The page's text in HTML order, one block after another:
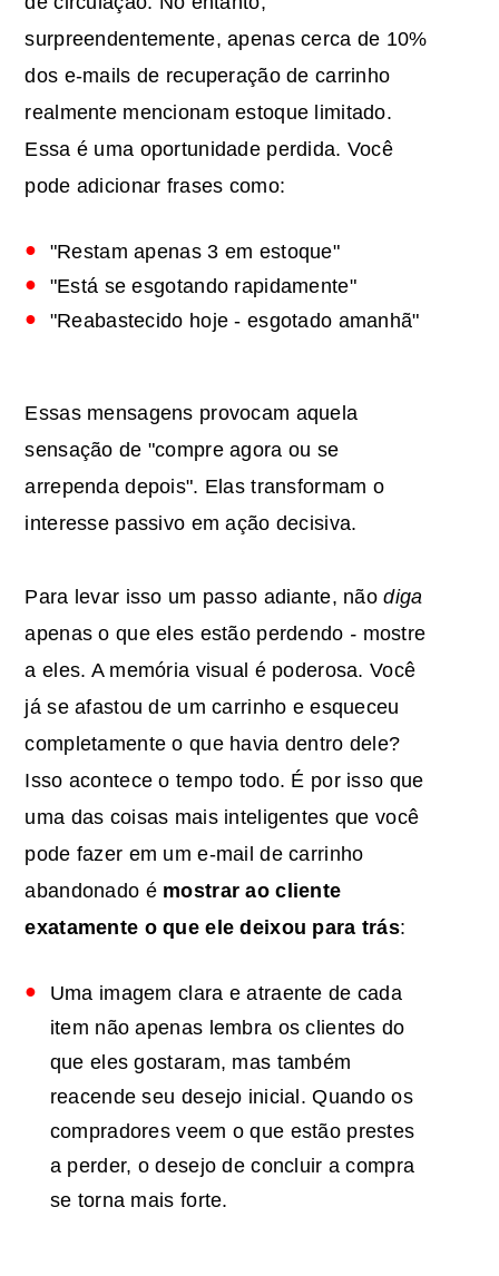
surpreendentemente, apenas cerca de 10%
dos e-mails de recuperação de carrinho
realmente mencionam estoque limitado.
Essa é uma oportunidade perdida. Você
pode adicionar frases como:
"Restam apenas 3 em estoque"
"Está se esgotando rapidamente"
"Reabastecido hoje - esgotado amanhã"
Essas mensagens provocam aquela
sensação de "compre agora ou se
arrependa depois". Elas transformam o
interesse passivo em ação decisiva.
Para levar isso um passo adiante, nãodiga
apenas o que eles estão perdendo - mostre
a eles. A memória visual é poderosa. Você
já se afastou de um carrinho e esqueceu
completamente o que havia dentro dele?
Isso acontece o tempo todo. É por isso que
uma das coisas mais inteligentes que você
pode fazer em um e-mail de carrinho
abandonado é mostrar ao cliente
exatamente o que ele deixou para trás:
Uma imagem clara e atraente de cada
item não apenas lembra os clientes do
que eles gostaram, mas também
reacende seu desejo inicial. Quando os
compradores veem o que estão prestes
a perder, o desejo de concluir a compra
se torna mais forte.